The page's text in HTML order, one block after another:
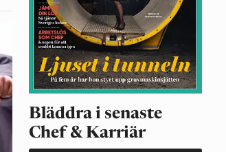
Bläddra i senaste
Chef & Karriär